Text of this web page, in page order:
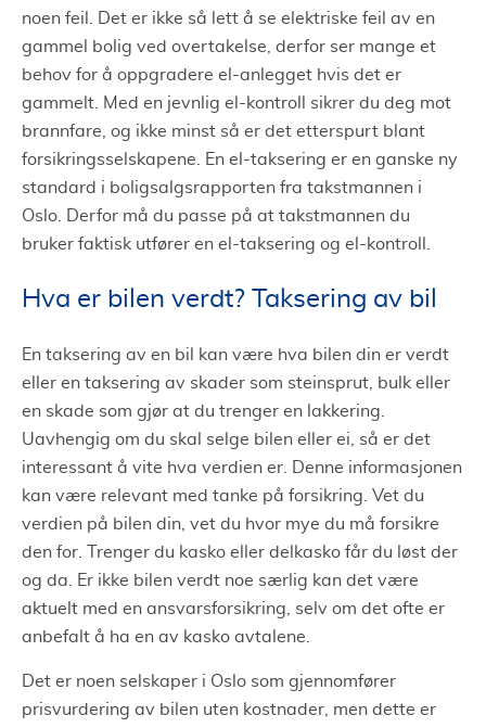
noen feil. Det er ikke så lett å se elektriske feil av en
gammel bolig ved overtakelse, derfor ser mange et
behov for å oppgradere el-anlegget hvis det er
gammelt. Med en jevnlig el-kontroll sikrer du deg mot
brannfare, og ikke minst så er det etterspurt blant
forsikringsselskapene. En el-taksering er en ganske ny
standard i boligsalgsrapporten fra takstmannen i
Oslo. Derfor må du passe på at takstmannen du
bruker faktisk utfører en el-taksering og el-kontroll.
Hva er bilen verdt? Taksering av bil
En taksering av en bil kan være hva bilen din er verdt
eller en taksering av skader som steinsprut, bulk eller
en skade som gjør at du trenger en lakkering.
Uavhengig om du skal selge bilen eller ei, så er det
interessant å vite hva verdien er. Denne informasjonen
kan være relevant med tanke på forsikring. Vet du
verdien på bilen din, vet du hvor mye du må forsikre
den for. Trenger du kasko eller delkasko får du løst der
og da. Er ikke bilen verdt noe særlig kan det være
aktuelt med en ansvarsforsikring, selv om det ofte er
anbefalt å ha en av kasko avtalene.
Det er noen selskaper i Oslo som gjennomfører
prisvurdering av bilen uten kostnader, men dette er